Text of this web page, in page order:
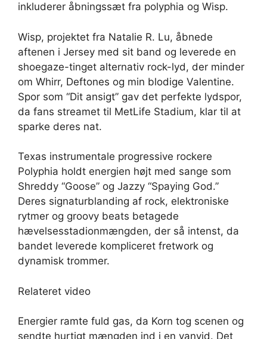
inkluderer åbningssæt fra polyphia og Wisp.
Wisp, projektet fra Natalie R. Lu, åbnede
aftenen i Jersey med sit band og leverede en
shoegaze-tinget alternativ rock-lyd, der minder
om Whirr, Deftones og min blodige Valentine.
Spor som “Dit ansigt” gav det perfekte lydspor,
da fans streamet til MetLife Stadium, klar til at
sparke deres nat.
Texas instrumentale progressive rockere
Polyphia holdt energien højt med sange som
Shreddy “Goose” og Jazzy “Spaying God.”
Deres signaturblanding af rock, elektroniske
rytmer og groovy beats betagede
hævelsesstadionmængden, der så intenst, da
bandet leverede kompliceret fretwork og
dynamisk trommer.
Relateret video
Energier ramte fuld gas, da Korn tog scenen og
sendte hurtigt mængden ind i en vanvid. Det